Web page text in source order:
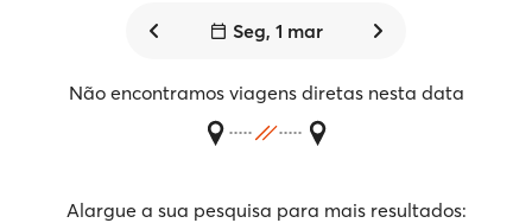
Seg, 1 mar
Não encontramos viagens diretas nesta data
Alargue a sua pesquisa para mais resultados: